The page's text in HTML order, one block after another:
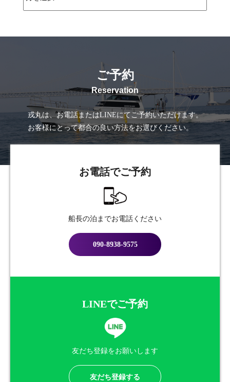
ご予約
Reservation
戎丸は、お電話またはLINEにてご予約いただけます。
お客様にとって都合の良い方法をお選びください。
お電話でご予約
船長の泊までお電話ください
090-8938-9575
LINEでご予約
友だち登録をお願いします
友だち登録する